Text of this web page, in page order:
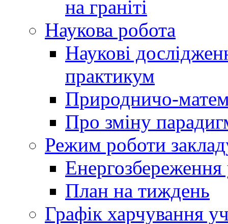
на граніті
Наукова робота
Наукові
практикум
Природничо-
Про зміну
Режим роботи
Енергозбереження
План на тиждень
Графік харчування